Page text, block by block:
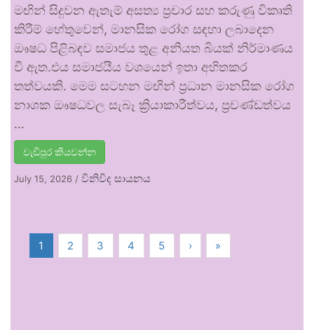
මඟින් සිදුවන ඇතැම් අසත්‍ය ප්‍රචාර සහ කරුණු විකෘති
කිරීම් හේතුවෙන්, මානසික රෝග සඳහා ලබාදෙන
ඖෂධ පිළිබඳව සමාජය තුළ අනියත බියක් නිර්මාණය
වී ඇත.එය සමාජයීය වශයෙන් ඉතා අහිතකර
තත්වයකි. මෙම සටහන මඟින් ප්‍රධාන මානසික රෝග
නාශක ඖෂධවල සැබෑ ක්‍රියාකාරීත්වය, ප්‍රචණ්ඩත්වය
…
වැඩිපුර කියවන්න
July 15, 2026 / විනිවිද සායනය
1 2 3 4 5 › »